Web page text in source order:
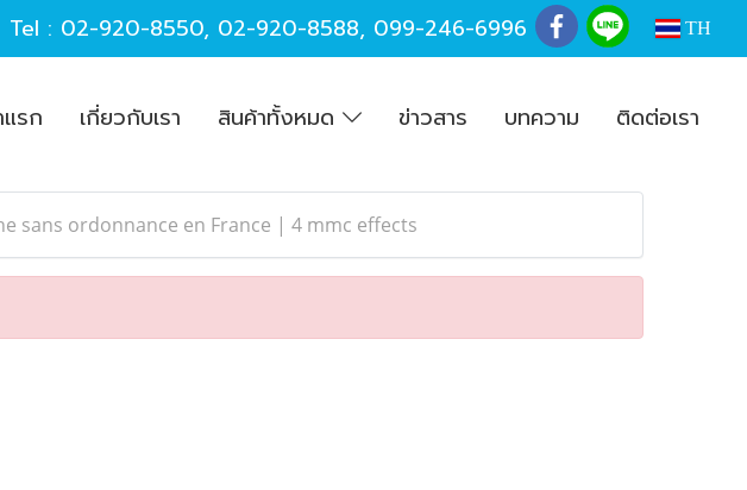
Tel : 02-920-8550, 02-920-8588, 099-246-6996 TH
รก เกี่ยวกับเรา สินค้าทั้งหมด ข่าวสาร บทความ ติดต่อเรา
sans ordonnance en France | 4 mmc effects